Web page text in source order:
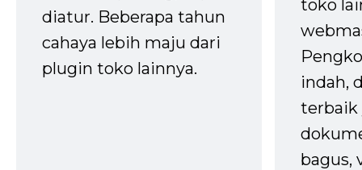
diatur. Beberapa tahun
cahaya lebih maju dari
plugin toko lainnya.
toko
indah,
terbaik
bagus,